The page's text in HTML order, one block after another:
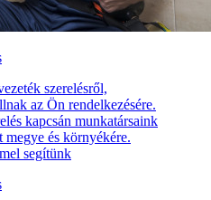
szerelésről,
az Ön rendelkezésére.
kapcsán munkatársaink
megye és környékére.
segítünk